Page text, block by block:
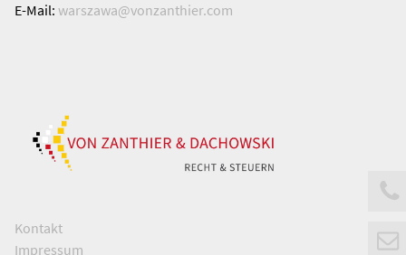
E-Mail: warszawa@vonzanthier.com
Kontakt
Impressum